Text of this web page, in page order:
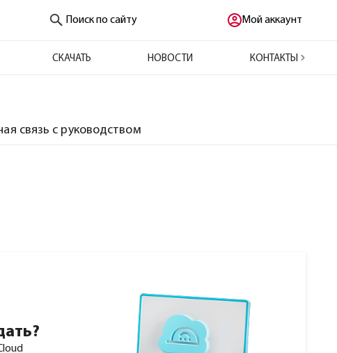
Поиск по сайту Мой аккаунт
СКАЧАТЬ НОВОСТИ КОНТАКТЫ
связь с руководством